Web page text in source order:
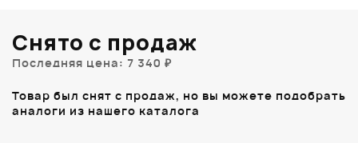
Снято с продаж
Последняя цена: 7 340 ₽
Товар был снят с продаж, но вы можете подобрать
аналоги из нашего каталога